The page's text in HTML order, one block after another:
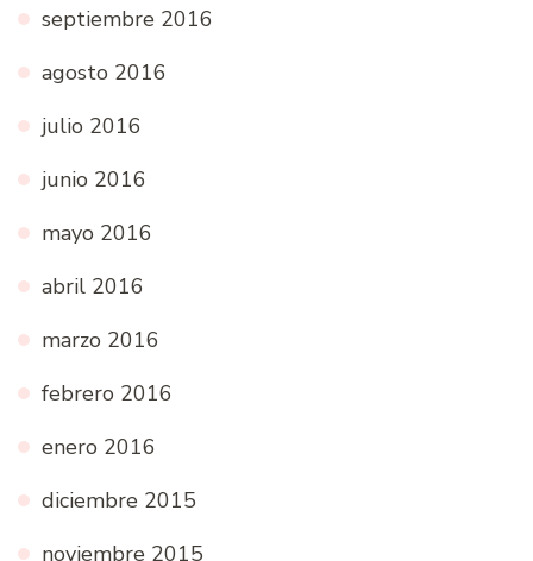
septiembre 2016
agosto 2016
julio 2016
junio 2016
mayo 2016
abril 2016
marzo 2016
febrero 2016
enero 2016
diciembre 2015
noviembre 2015